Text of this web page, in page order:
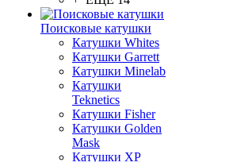
Поисковые катушки
Катушки Whites
Катушки Garrett
Катушки Minelab
Катушки
Teknetics
Катушки Fisher
Катушки Golden
Mask
Катушки XP